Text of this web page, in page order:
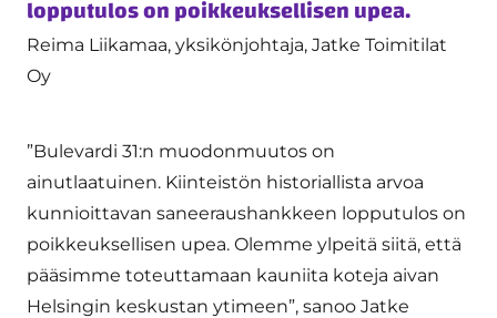
lopputulos on poikkeuksellisen upea.
Reima Liikamaa, yksikönjohtaja, Jatke Toimitilat
Oy
”Bulevardi 31:n muodonmuutos on
ainutlaatuinen. Kiinteistön historiallista arvoa
kunnioittavan saneeraushankkeen lopputulos on
poikkeuksellisen upea. Olemme ylpeitä siitä, että
pääsimme toteuttamaan kauniita koteja aivan
Helsingin keskustan ytimeen”, sanoo Jatke